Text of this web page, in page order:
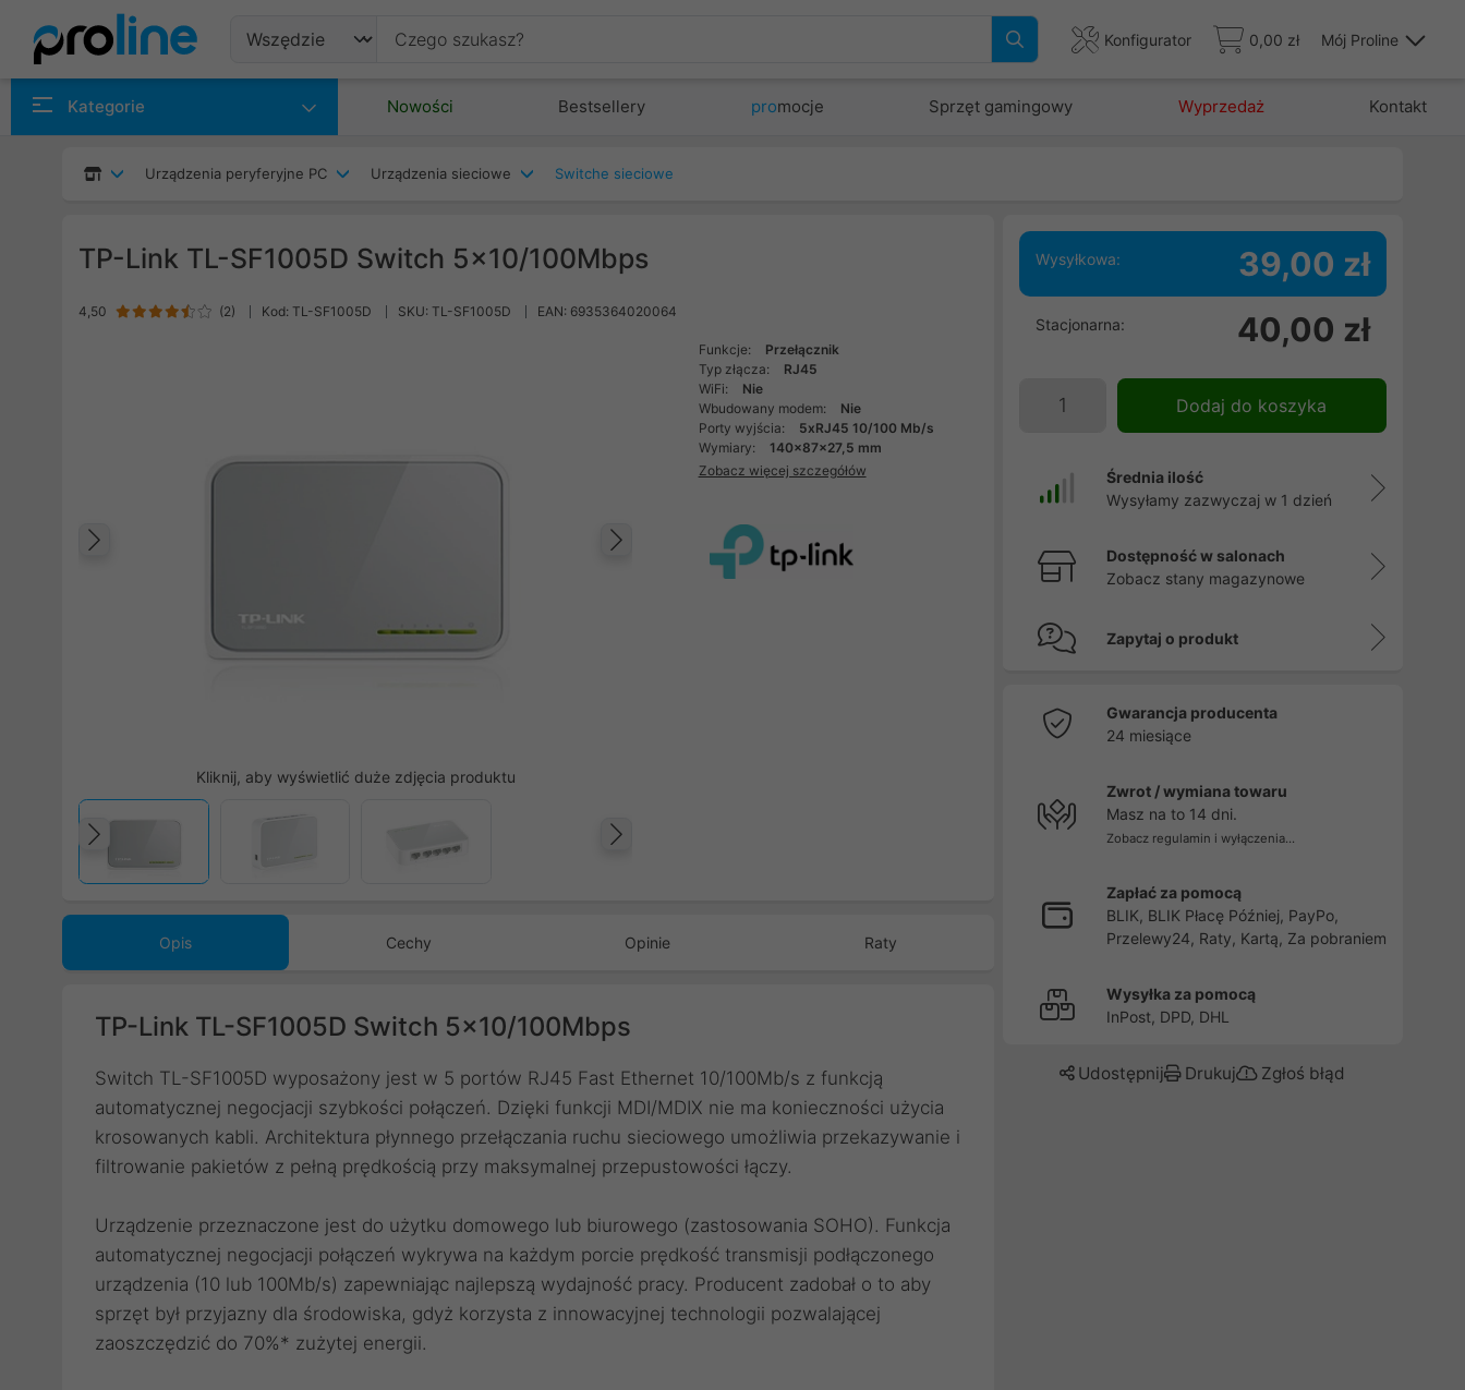
Konfigurator 0,00 zł Mój Proline
Kategorie Nowości Bestsellery promocje Sprzęt gamingowy Wyprzedaż Kontakt
Urządzenia peryferyjne PC Urządzenia sieciowe Switche sieciowe
TP-Link TL-SF1005D Switch 5x10/100Mbps
4,50 (2) Kod: TL-SF1005D SKU: TL-SF1005D EAN: 6935364020064
Następny
Kliknij, aby wyświetlić duże zdjęcia produktu
Poprzedni
Funkcje:
Przełącznik
Typ złącza:
RJ45
WiFi:
Nie
Wbudowany modem:
Nie
Porty wyjścia:
5xRJ45 10/100 Mb/s
Wymiary:
140x87x27,5 mm
Zobacz więcej szczegółów
Opis Cechy Opinie Raty
TP-Link TL-SF1005D Switch 5x10/100Mbps
Switch TL-SF1005D wyposażony jest w 5 portów RJ45 Fast Ethernet 10/100Mb/s z funkcją
automatycznej negocjacji szybkości połączeń. Dzięki funkcji MDI/MDIX nie ma konieczności użycia
krosowanych kabli. Architektura płynnego przełączania ruchu sieciowego umożliwia przekazywanie i
filtrowanie pakietów z pełną prędkością przy maksymalnej przepustowości łączy.
Urządzenie przeznaczone jest do użytku domowego lub biurowego (zastosowania SOHO). Funkcja
automatycznej negocjacji połączeń wykrywa na każdym porcie prędkość transmisji podłączonego
urządzenia (10 lub 100Mb/s) zapewniając najlepszą wydajność pracy. Producent zadobał o to aby
sprzęt był przyjazny dla środowiska, gdyż korzysta z innowacyjnej technologii pozwalającej
zaoszczędzić do 70%* zużytej energii.
Wysyłkowa: 39,00 zł
Stacjonarna: 40,00 zł
Dodaj do koszyka
Średnia ilość
Wysyłamy zazwyczaj w 1 dzień
Dostępność w salonach
Zobacz stany magazynowe
Zapytaj o produkt
Gwarancja producenta
24 miesiące
Zwrot / wymiana towaru
Masz na to 14 dni.
Zobacz regulamin i wyłączenia...
Zapłać za pomocą
BLIK, BLIK Płacę Później, PayPo,
Przelewy24, Raty, Kartą, Za pobraniem
Wysyłka za pomocą
InPost, DPD, DHL
Udostępnij Drukuj Zgłoś błąd